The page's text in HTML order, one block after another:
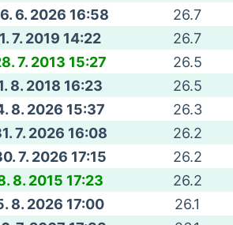
6. 2026 16:58
26.7
1. 7. 2019 14:22
26.7
7. 2013 15:27
26.5
8. 2018 16:23
26.5
8. 2026 15:37
26.3
7. 2026 16:08
26.2
7. 2026 17:15
26.2
8. 2015 17:23
26.2
8. 2026 17:00
26.1